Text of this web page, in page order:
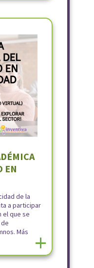
EN
de la
a participar
el que se
Más
+